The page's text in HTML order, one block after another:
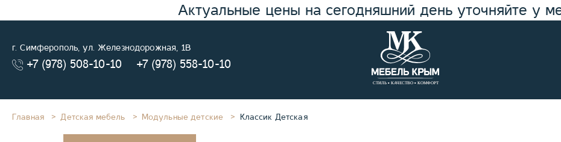
Актуальные цены на сегодняшний день уточняйте у
г. Симферополь, ул. Железнодорожная, 1В
+7 (978) 508-10-10 +7 (978) 558-10-10
Главная Детская мебель Модульные детские Классик Детская